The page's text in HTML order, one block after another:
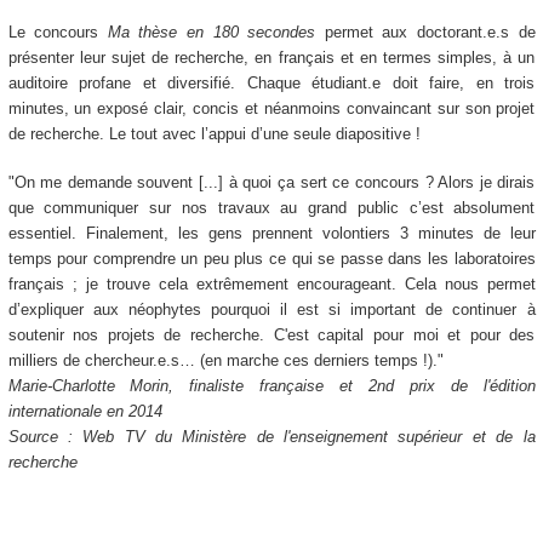
Le concours Ma thèse en 180 secondes permet aux doctorant.e.s de
présenter leur sujet de recherche, en français et en termes simples, à un
auditoire profane et diversifié. Chaque étudiant.e doit faire, en trois
minutes, un exposé clair, concis et néanmoins convaincant sur son projet
de recherche. Le tout avec l’appui d’une seule diapositive !
"On me demande souvent [...] à quoi ça sert ce concours ? Alors je dirais
que communiquer sur nos travaux au grand public c’est absolument
essentiel. Finalement, les gens prennent volontiers 3 minutes de leur
temps pour comprendre un peu plus ce qui se passe dans les laboratoires
français ; je trouve cela extrêmement encourageant. Cela nous permet
d’expliquer aux néophytes pourquoi il est si important de continuer à
soutenir nos projets de recherche. C'est capital pour moi et pour des
milliers de chercheur.e.s… (en marche ces derniers temps !)."
Marie-Charlotte Morin, finaliste française et 2nd prix de l'édition
internationale en 2014
Source : Web TV du Ministère de l'enseignement supérieur et de la
recherche